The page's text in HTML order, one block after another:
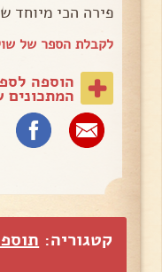
פירה הכי מיוחד
לקבלת הספר של
הוספה
המתכונים
קטגוריה: